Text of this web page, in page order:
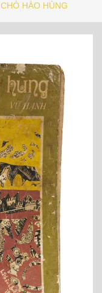
HÀO HÙNG